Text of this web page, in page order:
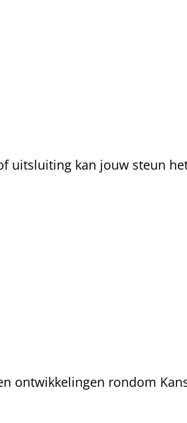
uitsluiting kan jouw steun
ontwikkelingen rondom